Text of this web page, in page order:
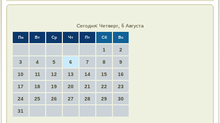
Сегодня: Четверг, 6 Августа
Пн Вт Ср Чт Пт Сб Вс
1 2
3 4 5 6 7 8 9
10 11 12 13 14 15 16
17 18 19 20 21 22 23
24 25 26 27 28 29 30
31